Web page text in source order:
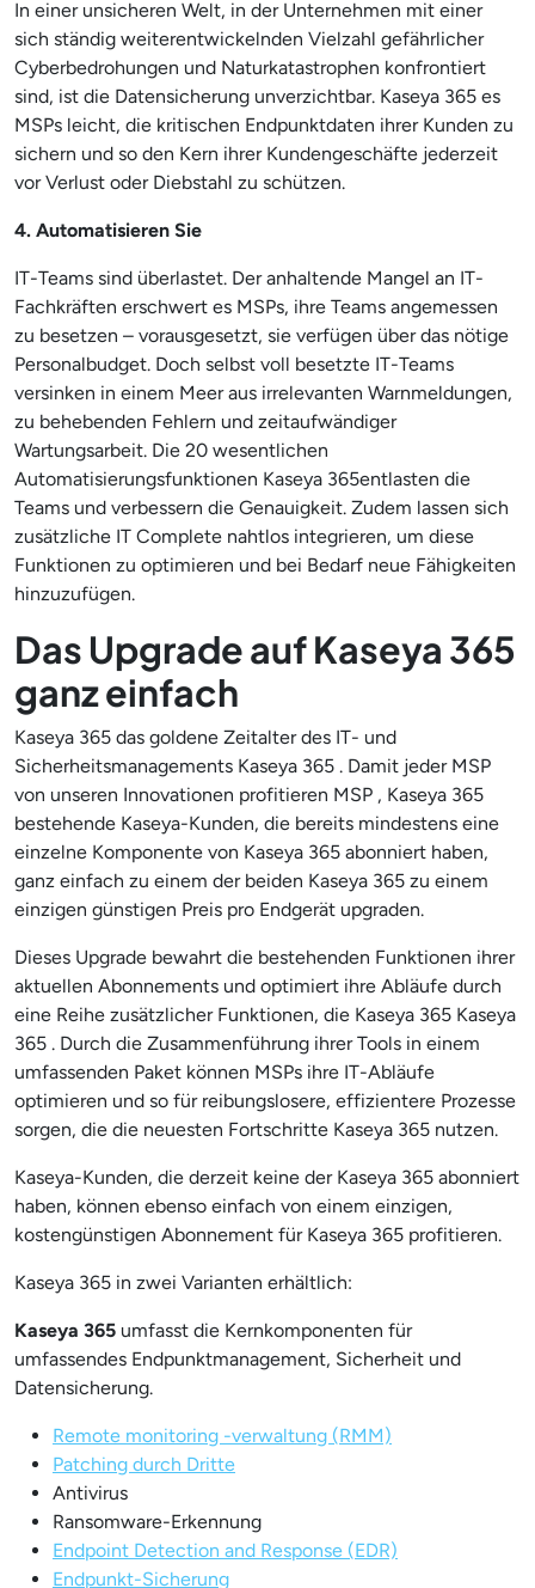
In einer unsicheren Welt, in der Unternehmen mit einer
sich ständig weiterentwickelnden Vielzahl gefährlicher
Cyberbedrohungen und Naturkatastrophen konfrontiert
sind, ist die Datensicherung unverzichtbar. Kaseya 365 es
MSPs leicht, die kritischen Endpunktdaten ihrer Kunden zu
sichern und so den Kern ihrer Kundengeschäfte jederzeit
vor Verlust oder Diebstahl zu schützen.
4. Automatisieren Sie
IT-Teams sind überlastet. Der anhaltende Mangel an IT-
Fachkräften erschwert es MSPs, ihre Teams angemessen
zu besetzen – vorausgesetzt, sie verfügen über das nötige
Personalbudget. Doch selbst voll besetzte IT-Teams
versinken in einem Meer aus irrelevanten Warnmeldungen,
zu behebenden Fehlern und zeitaufwändiger
Wartungsarbeit. Die 20 wesentlichen
Automatisierungsfunktionen Kaseya 365entlasten die
Teams und verbessern die Genauigkeit. Zudem lassen sich
zusätzliche IT Complete nahtlos integrieren, um diese
Funktionen zu optimieren und bei Bedarf neue Fähigkeiten
hinzuzufügen.
Das Upgrade auf Kaseya 365
ganz einfach
Kaseya 365 das goldene Zeitalter des IT- und
Sicherheitsmanagements Kaseya 365 . Damit jeder MSP
von unseren Innovationen profitieren MSP , Kaseya 365
bestehende Kaseya-Kunden, die bereits mindestens eine
einzelne Komponente von Kaseya 365 abonniert haben,
ganz einfach zu einem der beiden Kaseya 365 zu einem
einzigen günstigen Preis pro Endgerät upgraden.
Dieses Upgrade bewahrt die bestehenden Funktionen ihrer
aktuellen Abonnements und optimiert ihre Abläufe durch
eine Reihe zusätzlicher Funktionen, die Kaseya 365 Kaseya
365 . Durch die Zusammenführung ihrer Tools in einem
umfassenden Paket können MSPs ihre IT-Abläufe
optimieren und so für reibungslosere, effizientere Prozesse
sorgen, die die neuesten Fortschritte Kaseya 365 nutzen.
Kaseya-Kunden, die derzeit keine der Kaseya 365 abonniert
haben, können ebenso einfach von einem einzigen,
kostengünstigen Abonnement für Kaseya 365 profitieren.
Kaseya 365 in zwei Varianten erhältlich:
Kaseya 365 umfasst die Kernkomponenten für
umfassendes Endpunktmanagement, Sicherheit und
Datensicherung.
Remote monitoring -verwaltung (RMM)
Patching durch Dritte
Antivirus
Ransomware-Erkennung
Endpoint Detection and Response (EDR)
Endpunkt-Sicherung